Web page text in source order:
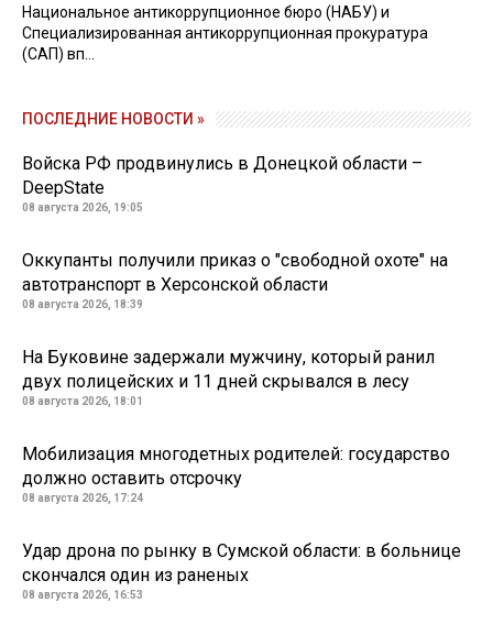
Национальное антикоррупционное бюро (НАБУ) и
Специализированная антикоррупционная прокуратура
(САП) вп...
ПОСЛЕДНИЕ НОВОСТИ »
Войска РФ продвинулись в Донецкой области –
DeepState
08 августа 2026, 19:05
Оккупанты получили приказ о "свободной охоте" на
автотранспорт в Херсонской области
08 августа 2026, 18:39
На Буковине задержали мужчину, который ранил
двух полицейских и 11 дней скрывался в лесу
08 августа 2026, 18:01
Мобилизация многодетных родителей: государство
должно оставить отсрочку
08 августа 2026, 17:24
Удар дрона по рынку в Сумской области: в больнице
скончался один из раненых
08 августа 2026, 16:53